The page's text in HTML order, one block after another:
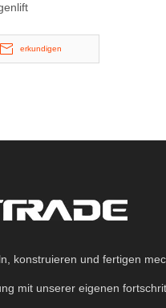
erkundigen
konstruieren und fertigen
mit unserer eigenen